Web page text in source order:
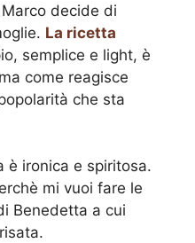
decide di
La ricetta
semplice e light, è
come reagisce
che sta
è ironica e spiritosa.
mi vuoi fare le
Benedetta a cui